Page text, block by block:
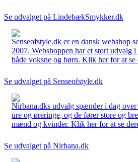
Se udvalget på LindebækSmykker.dk
Senseofstyle.dk er en dansk webshop
2007. Webshoppen har et stort udvalg
både voksne og børn. Klik her for at se
Se udvalget på Senseofstyle.dk
Nirbana.dks udvalg spænder i dag
ure og øreringe, og de fører store og
mænd og kvinder. Klik her for at se
Se udvalget på Nirbana.dk